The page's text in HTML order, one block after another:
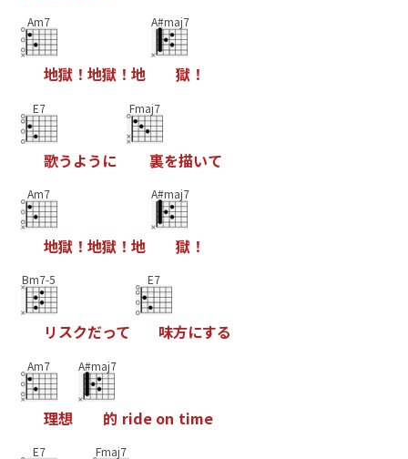
Am7
地獄！ 地獄！ 地
A#maj7
獄！
E7
歌う よう に
Fmaj7
裏を描いて
Am7
地獄！ 地獄！ 地
A#maj7
獄！
Bm7-5
リスクだって
E7
味方にする
Am7
理想
A#maj7
的 ride on time
E7 Fmaj7